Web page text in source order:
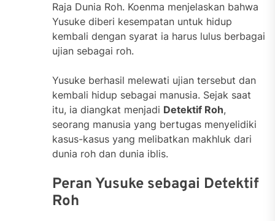
Raja Dunia Roh. Koenma menjelaskan bahwa
Yusuke diberi kesempatan untuk hidup
kembali dengan syarat ia harus lulus berbagai
ujian sebagai roh.
Yusuke berhasil melewati ujian tersebut dan
kembali hidup sebagai manusia. Sejak saat
itu, ia diangkat menjadi Detektif Roh,
seorang manusia yang bertugas menyelidiki
kasus-kasus yang melibatkan makhluk dari
dunia roh dan dunia iblis.
Peran Yusuke sebagai Detektif
Roh